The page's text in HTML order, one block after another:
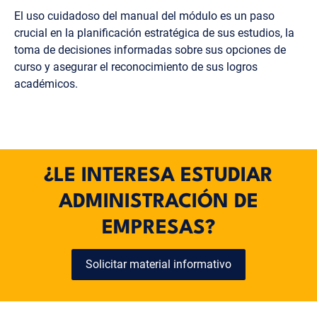
El uso cuidadoso del manual del módulo es un paso
crucial en la planificación estratégica de sus estudios, la
toma de decisiones informadas sobre sus opciones de
curso y asegurar el reconocimiento de sus logros
académicos.
¿LE INTERESA ESTUDIAR
ADMINISTRACIÓN DE
EMPRESAS?
Solicitar material informativo